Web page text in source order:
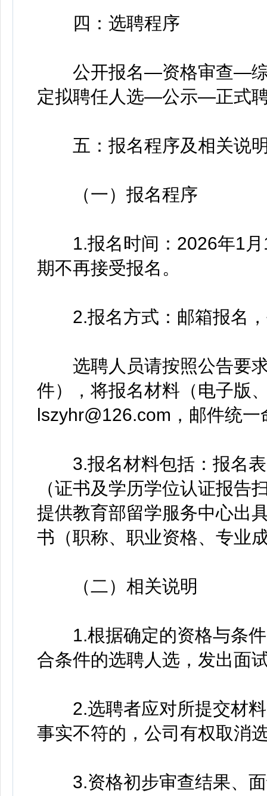
四：选聘程序
公开报名—资格审查—综
定拟聘任人选—公示—正式
五：报名程序及相关说
（一）报名程序
1.报名时间：2026年1月
期不再接受报名。
2.报名方式：邮箱报名，
选聘人员请按照公告要求
件），将报名材料（电子版
lszyhr@126.com，邮件统
3.报名材料包括：报名表
（证书及学历学位认证报告
提供教育部留学服务中心出
书（职称、职业资格、专业
（二）相关说明
1.根据确定的资格与条件
合条件的选聘人选，发出面
2.选聘者应对所提交材料
事实不符的，公司有权取消
3.资格初步审查结果、面